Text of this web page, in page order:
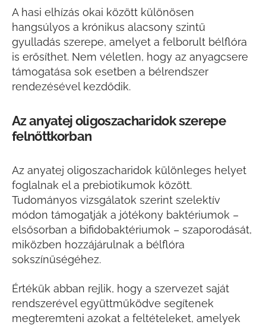
A hasi elhízás okai között különösen
hangsúlyos a krónikus alacsony szintű
gyulladás szerepe, amelyet a felborult bélflóra
is erősíthet. Nem véletlen, hogy az anyagcsere
támogatása sok esetben a bélrendszer
rendezésével kezdődik.
Az anyatej oligoszacharidok szerepe
felnőttkorban
Az anyatej oligoszacharidok különleges helyet
foglalnak el a prebiotikumok között.
Tudományos vizsgálatok szerint szelektív
módon támogatják a jótékony baktériumok –
elsősorban a bifidobaktériumok – szaporodását,
miközben hozzájárulnak a bélflóra
sokszínűségéhez.
Értékük abban rejlik, hogy a szervezet saját
rendszerével együttműködve segítenek
megteremteni azokat a feltételeket, amelyek